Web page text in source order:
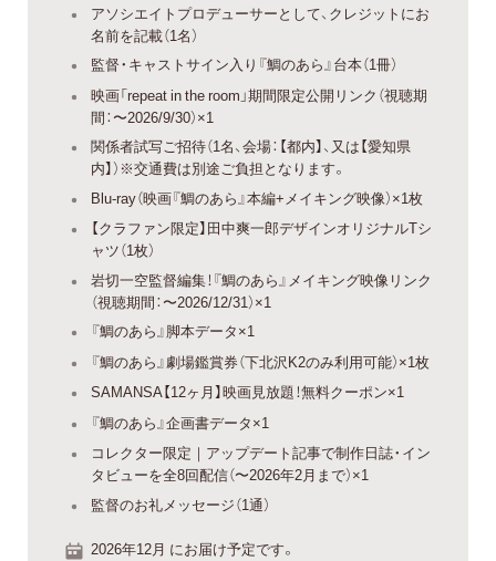
アソシエイトプロデューサーとして、クレジットにお
名前を記載（1名）
監督・キャストサイン入り『鯛のあら』台本（1冊）
映画「repeat in the room」期間限定公開リンク（視聴期
間：〜2026/9/30）×1
関係者試写ご招待（1名、会場：【都内】、又は【愛知県
内】）※交通費は別途ご負担となります。
Blu-ray（映画『鯛のあら』本編+メイキング映像）×1枚
【クラファン限定】田中爽一郎デザインオリジナルTシ
ャツ（1枚）
岩切一空監督編集！『鯛のあら』メイキング映像リンク
（視聴期間：〜2026/12/31）×1
『鯛のあら』脚本データ×1
『鯛のあら』劇場鑑賞券（下北沢K2のみ利用可能）×1枚
SAMANSA【12ヶ月】映画見放題！無料クーポン×1
『鯛のあら』企画書データ×1
コレクター限定｜アップデート記事で制作日誌・イン
タビューを全8回配信（〜2026年2月まで）×1
監督のお礼メッセージ（1通）
2026年12月 にお届け予定です。